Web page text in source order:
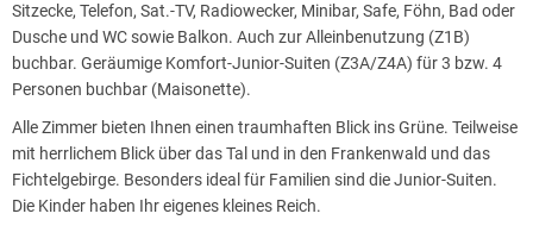
Sitzecke, Telefon, Sat.-TV, Radiowecker, Minibar, Safe, Föhn, Bad oder
Dusche und WC sowie Balkon. Auch zur Alleinbenutzung (Z1B)
buchbar. Geräumige Komfort-Junior-Suiten (Z3A/Z4A) für 3 bzw. 4
Personen buchbar (Maisonette).
Alle Zimmer bieten Ihnen einen traumhaften Blick ins Grüne. Teilweise
mit herrlichem Blick über das Tal und in den Frankenwald und das
Fichtelgebirge. Besonders ideal für Familien sind die Junior-Suiten.
Die Kinder haben Ihr eigenes kleines Reich.